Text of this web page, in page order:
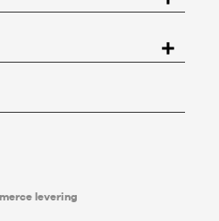
of het
. Basket4Ballers informeert de
richtlijnen kan definiëren
gegevens na zijn
klik hier.
levering